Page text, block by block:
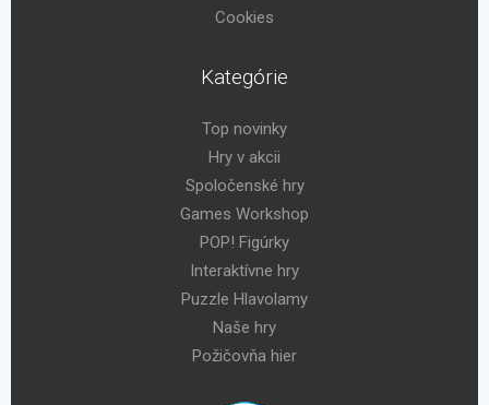
Cookies
Kategórie
Top novinky
Hry v akcii
Spoločenské hry
Games Workshop
POP! Figúrky
Interaktívne hry
Puzzle Hlavolamy
Naše hry
Požičovňa hier